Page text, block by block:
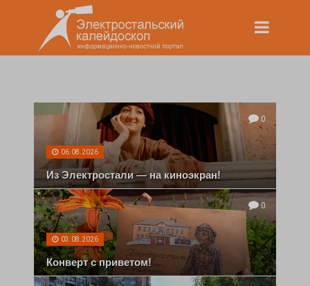
0
06.08.2026
Из Электростали — на киноэкран!
0
03.08.2026
Конверт с приветом!